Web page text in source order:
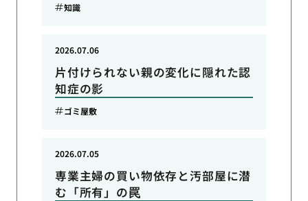
知識
片付けられない親の変化に隠れた認
知症の影
2026.07.06
ゴミ屋敷
専業主婦の買い物依存と汚部屋に潜
む「所有」の罠
2026.07.05